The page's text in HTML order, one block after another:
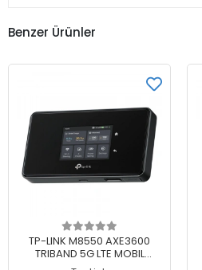
Benzer Ürünler
Sepete Ekle
TP-LINK M8550 AXE3600
TRIBAND 5G LTE MOBIL
KABLOSUZ ROUTER